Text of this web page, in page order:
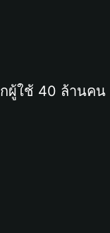
ผู้ใช้ 40 ล้านคน